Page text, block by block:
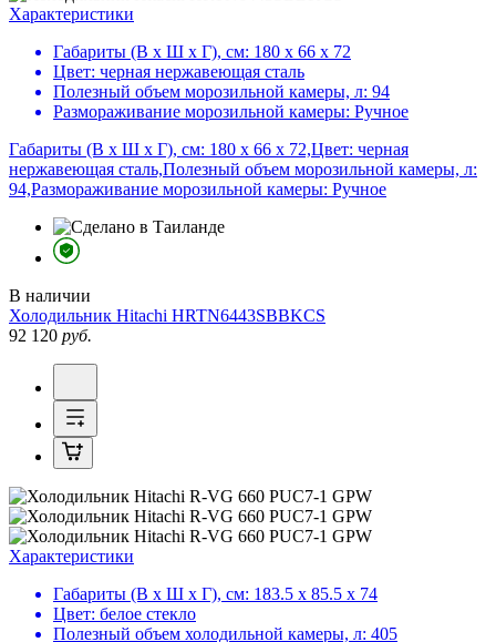
Характеристики
Габариты (В х Ш х Г), см: 180 х 66 х 72
Цвет: черная нержавеющая сталь
Полезный объем морозильной камеры, л: 94
Размораживание морозильной камеры: Ручное
Габариты (В х Ш х Г), см: 180 х 66 х 72,Цвет: черная
нержавеющая сталь,Полезный объем морозильной камеры, л:
94,Размораживание морозильной камеры: Ручное
В наличии
Холодильник Hitachi HRTN6443SBBKCS
92 120 руб.
Характеристики
Габариты (В х Ш х Г), см: 183.5 х 85.5 х 74
Цвет: белое стекло
Полезный объем холодильной камеры, л: 405